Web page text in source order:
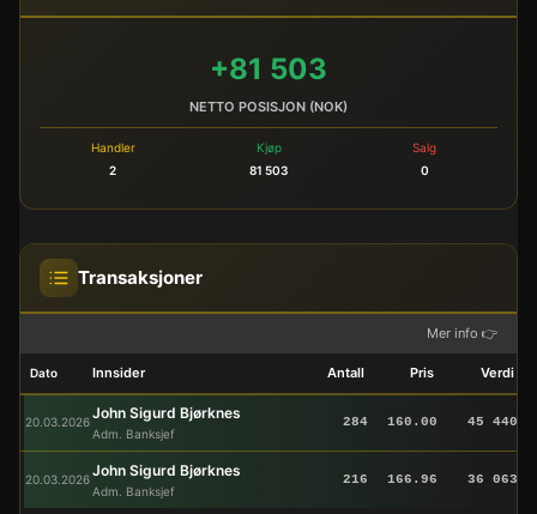
+81 503
NETTO POSISJON (NOK)
Handler
2
Kjøp
81 503
Salg
0
Transaksjoner
Mer info 👉
Dato Innsider Antall Pris Verdi
20.03.2026John Sigurd Bjørknes
Adm. Banksjef
284 160.00 45 440
20.03.2026John Sigurd Bjørknes
Adm. Banksjef
216 166.96 36 063